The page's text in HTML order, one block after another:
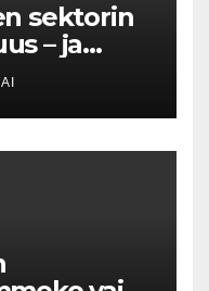
sektorin
– ja